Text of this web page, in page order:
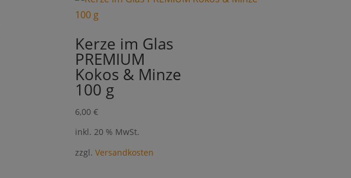
Kerze im Glas
PREMIUM
Kokos & Minze
100 g
6,00€
inkl. 20 % MwSt.
zzgl.Versandkosten